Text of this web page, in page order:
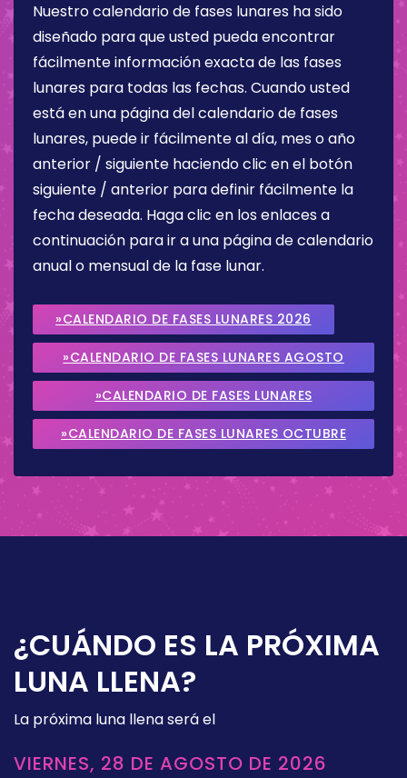
Nuestro calendario de fases lunares ha sido
diseñado para que usted pueda encontrar
fácilmente información exacta de las fases
lunares para todas las fechas. Cuando usted
está en una página del calendario de fases
lunares, puede ir fácilmente al día, mes o año
anterior / siguiente haciendo clic en el botón
siguiente / anterior para definir fácilmente la
fecha deseada. Haga clic en los enlaces a
continuación para ir a una página de calendario
anual o mensual de la fase lunar.
»CALENDARIO DE FASES LUNARES 2026
»CALENDARIO DE FASES LUNARES AGOSTO
2026
»CALENDARIO DE FASES LUNARES
SEPTIEMBRE 2026
»CALENDARIO DE FASES LUNARES OCTUBRE
¿CUÁNDO ES LA PRÓXIMA
LUNA LLENA?
La próxima luna llena será el
VIERNES, 28 DE AGOSTO DE 2026